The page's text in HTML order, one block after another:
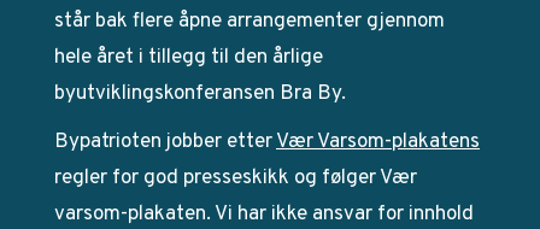
står bak flere åpne arrangementer gjennom
hele året i tillegg til den årlige
byutviklingskonferansen Bra By.
Bypatrioten jobber etterVær Varsom-plakatens
regler for god presseskikk og følger Vær
varsom-plakaten. Vi har ikke ansvar for innhold